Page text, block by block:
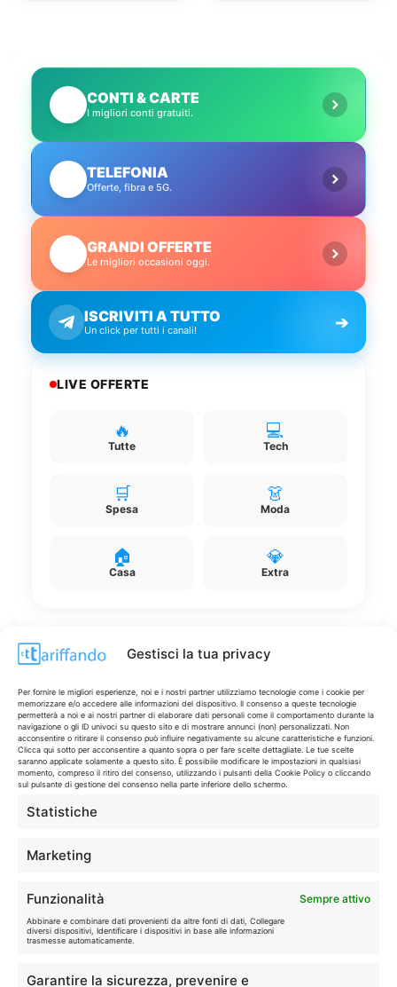
Gestisci la tua privacy
Per fornire le migliori esperienze, noi e i nostri partner utilizziamo tecnologie come i cookie per
memorizzare e/o accedere alle informazioni del dispositivo. Il consenso a queste tecnologie
permetterà a noi e ai nostri partner di elaborare dati personali come il comportamento durante la
navigazione o gli ID univoci su questo sito e di mostrare annunci (non) personalizzati. Non
acconsentire o ritirare il consenso può influire negativamente su alcune caratteristiche e funzioni.
Clicca qui sotto per acconsentire a quanto sopra o per fare scelte dettagliate. Le tue scelte
saranno applicate solamente a questo sito. È possibile modificare le impostazioni in qualsiasi
momento, compreso il ritiro del consenso, utilizzando i pulsanti della Cookie Policy o cliccando
sul pulsante di gestione del consenso nella parte inferiore dello schermo.
Statistiche
Marketing
Funzionalità Sempre attivo
Abbinare e combinare dati provenienti da altre fonti di dati, Collegare
diversi dispositivi, Identificare i dispositivi in base alle informazioni
trasmesse automaticamente.
Garantire la sicurezza, prevenire e
CONTI & CARTE
I migliori conti gratuiti.
TELEFONIA
Offerte, fibra e 5G.
GRANDI OFFERTE
Le migliori occasioni oggi.
ISCRIVITI A TUTTO
Un click per tutti i canali! ➔
LIVE OFFERTE
🔥
Tutte
💻
Tech
🛒
Spesa
👗
Moda
🏠
Casa
💎
Extra
Disclaimer
I marchi citati appartengono ai rispettivi proprietari. Le offerte
segnalate possono subire variazioni: verifica sempre le condizioni
sui siti ufficiali.
guadagno dagli acquisti idonei.
Note Legali|Cookie Policy